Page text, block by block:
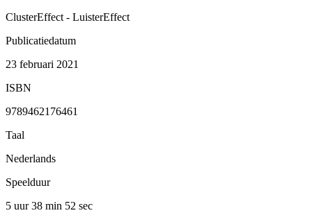
ClusterEffect - LuisterEffect
Publicatiedatum
23 februari 2021
ISBN
9789462176461
Taal
Nederlands
Speelduur
5 uur 38 min 52 sec